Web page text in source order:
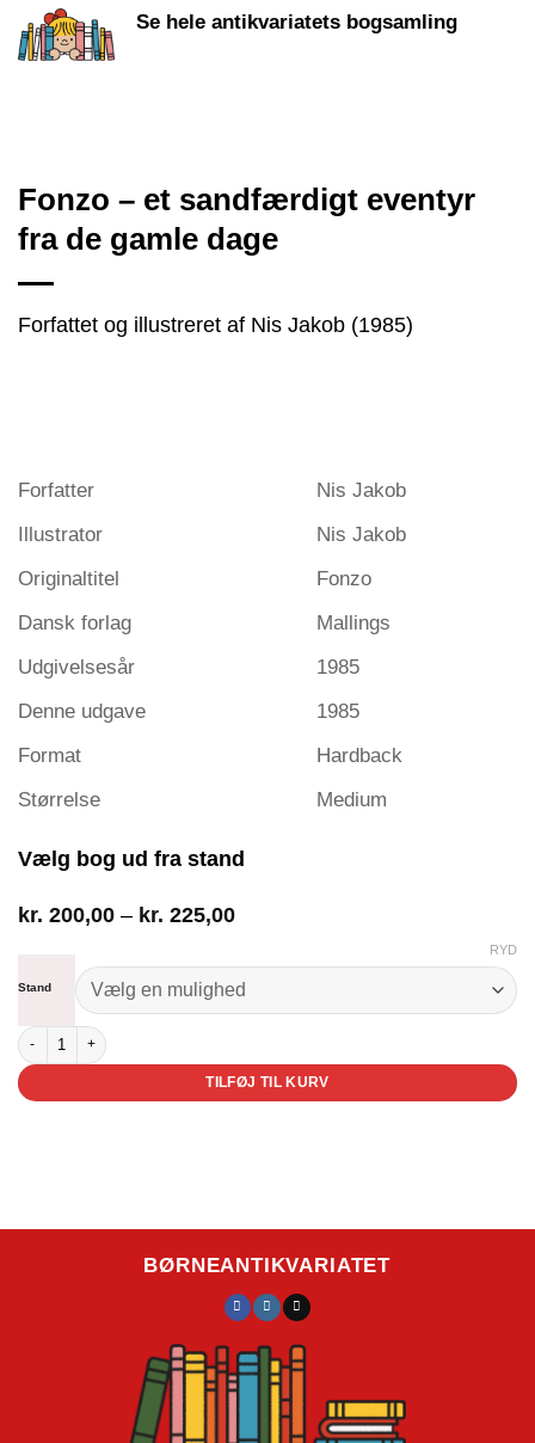
Se hele antikvariatets bogsamling
Fonzo – et sandfærdigt eventyr
fra de gamle dage
Forfattet og illustreret af Nis Jakob (1985)
Forfatter
Nis Jakob
Illustrator
Nis Jakob
Originaltitel
Fonzo
Dansk forlag
Mallings
Udgivelsesår
1985
Denne udgave
1985
Format
Hardback
Størrelse
Medium
Vælg bog ud fra stand
kr. 200,00 – kr. 225,00Prisinterval:
kr. 225,00
Stand
RYD
Fonzo - et sandfærdigt eventyr fra de gamle dage antal
TILFØJ TIL KURV
BØRNEANTIKVARIATET